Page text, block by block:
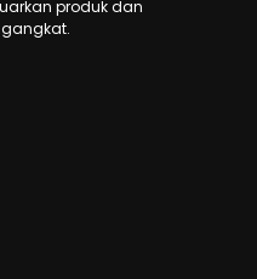
produk dan